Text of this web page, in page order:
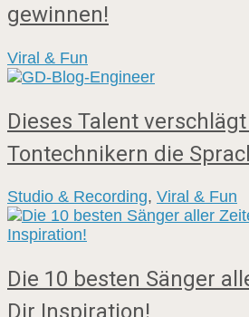
gewinnen!
Viral & Fun
Dieses Talent
Tontechnikern die
Studio & Recording, Viral & Fun
Die 10 besten Sänger
Dir Inspiration!